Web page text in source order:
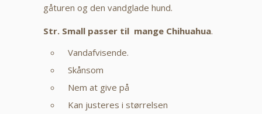
gåturen og den vandglade hund.
Str. Small passer til mange Chihuahua.
Vandafvisende.
Skånsom
Nem at give på
Kan justeres i størrelsen